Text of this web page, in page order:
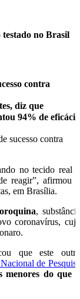
no Brasil
contra
diz que
94% de eficácia
no tecido real e
reagir”, afirmou o
em Brasília.
, substância
coronavírus, cujo
que este outro
de Pesquisa
menores do que a